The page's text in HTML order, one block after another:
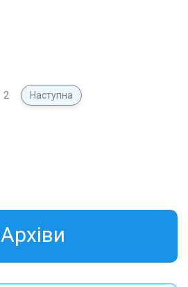
2 Наступна
Aрхіви